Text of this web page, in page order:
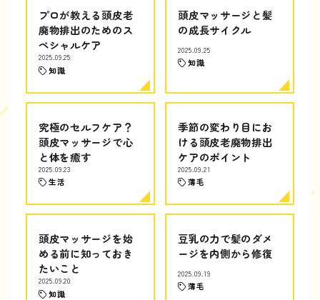
プロが教える頭皮老
廃物排出のためのス
ペシャルケア
2025.09.25
知識
頭皮マッサージと髪
の成長サイクル
2025.09.25
知識
究極のセルフケア？
頭皮マッサージで心
と体を癒す
2025.09.23
生活
季節の変わり目にお
ける頭皮老廃物排出
ケアのポイント
2025.09.21
薄毛
頭皮マッサージを始
める前に知っておき
たいこと
2025.09.20
知識
豆乳の力で髪のダメ
ージを内側から修復
2025.09.19
薄毛